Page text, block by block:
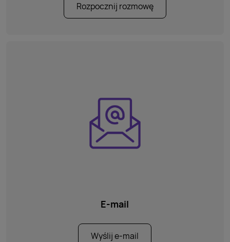
Rozpocznij rozmowę
E-mail
Wyślij e-mail